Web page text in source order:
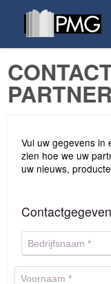
Vul uw gegevens in
zien hoe we uw
uw nieuws,